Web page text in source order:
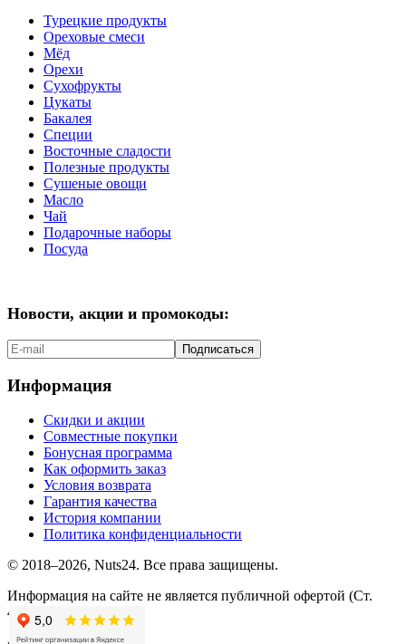
Турецкие продукты
Ореховые смеси
Мёд
Орехи
Сухофрукты
Цукаты
Бакалея
Специи
Восточные сладости
Полезные продукты
Сушеные овощи
Масло
Чай
Подарочные наборы
Посуда
Новости, акции и промокоды:
Подписаться
Информация
Скидки и акции
Совместные покупки
Бонусная программа
Как оформить заказ
Условия возврата
Гарантия качества
История компании
Политика конфиденциальности
© 2018–2026, Nuts24. Все права защищены.
Информация на сайте не является публичной офертой (Ст.
437.2 ГК РФ).